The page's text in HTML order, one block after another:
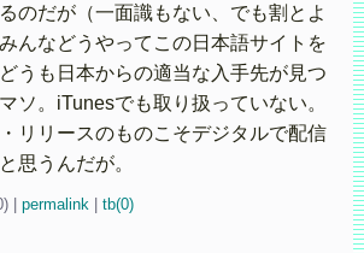
のだが（一面識もない、でも割とよ
んなどうやってこの日本語サイトを
うも日本からの適当な入手先が見つ
。iTunesでも取り扱っていない。
リリースのものこそデジタルで配信
思うんだが。
permalink| tb(0)